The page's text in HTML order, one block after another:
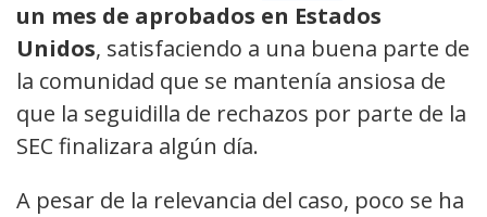
un mes de aprobados en Estados
Unidos, satisfaciendo a una buena parte de
la comunidad que se mantenía ansiosa de
que la seguidilla de rechazos por parte de la
SEC finalizara algún día.
A pesar de la relevancia del caso, poco se ha